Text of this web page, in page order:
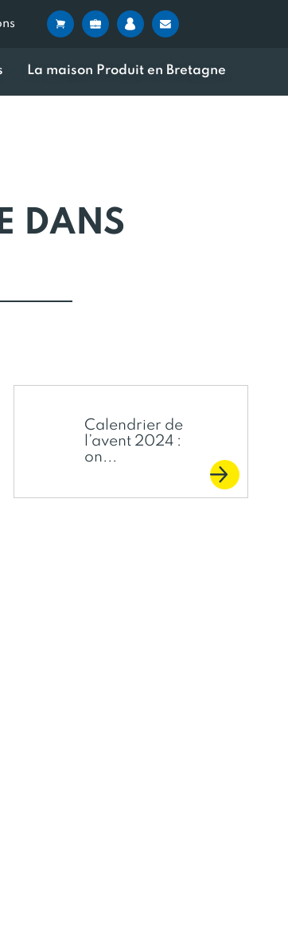
La maison Produit en Bretagne
DANS
Calendrier de
l’avent 2024 :
on...